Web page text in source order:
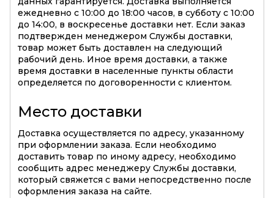
ежедневно с 10:00 до 18:00 часов, в субботу с 10:00
до 14:00, в воскресенье доставки нет. Если заказ
подтвержден менеджером Службы доставки,
товар может быть доставлен на следующий
рабочий день. Иное время доставки, а также
время доставки в населенные пункты области
определяется по договоренности с клиентом.
Место доставки
Доставка осуществляется по адресу, указанному
при оформлении заказа. Если необходимо
доставить товар по иному адресу, необходимо
сообщить адрес менеджеру Службы доставки,
который свяжется с вами непосредственно после
оформления заказа на сайте.